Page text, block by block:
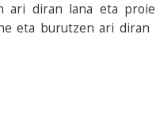
diran lana eta
eta burutzen ari diran